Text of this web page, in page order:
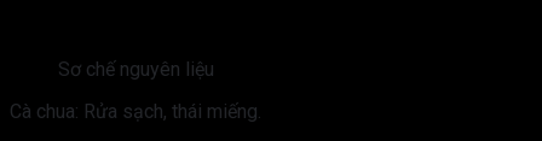
Sơ chế nguyên liệu
Cà chua: Rửa sạch, thái miếng.